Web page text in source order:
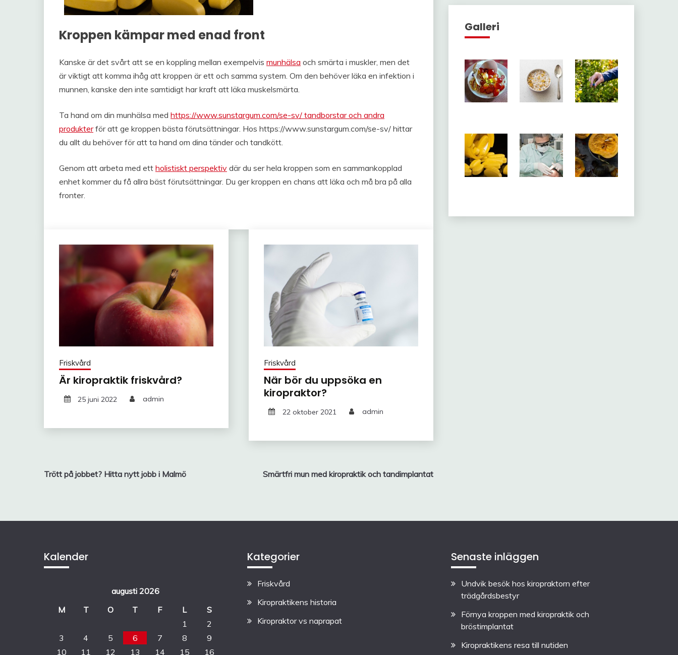
Kroppen kämpar med enad front
Kanske är det svårt att se en koppling mellan exempelvis munhälsa och smärta i muskler, men det
är viktigt att komma ihåg att kroppen är ett och samma system. Om den behöver läka en infektion i
munnen, kanske den inte samtidigt har kraft att läka muskelsmärta.
Ta hand om din munhälsa med https://www.sunstargum.com/se-sv/ tandborstar och andra
produkterför att ge kroppen bästa förutsättningar. Hos https://www.sunstargum.com/se-sv/ hittar
du allt du behöver för att ta hand om dina tänder och tandkött.
Genom att arbeta med ett holistiskt perspektiv där du ser hela kroppen som en sammankopplad
enhet kommer du få allra bäst förutsättningar. Du ger kroppen en chans att läka och må bra på alla
fronter.
Friskvård
Är kiropraktik friskvård?
25 juni 2022 admin
Friskvård
När bör du uppsöka en
kiropraktor?
22 oktober 2021 admin
Inläggsnavigering
Trött på jobbet? Hitta nytt jobb i Malmö Smärtfri mun med kiropraktik och tandimplantat
Galleri
Kalender
augusti 2026
M
T O T F L
S
1
2
3
4 5 6 7 8
9
10
11 12 13 14 15 16
Kategorier
Friskvård
Kiropraktikens historia
Kiropraktor vs naprapat
Senaste inläggen
Undvik besök hos kiropraktorn efter
trädgårdsbestyr
Förnya kroppen med kiropraktik och
bröstimplantat
Kiropraktikens resa till nutiden